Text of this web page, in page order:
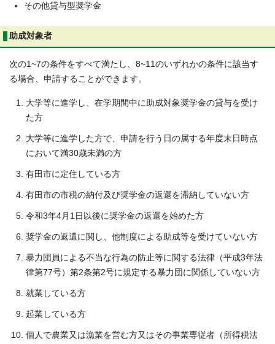
その他貸与型奨学金
助成対象者
次の1~7の条件をすべて満たし、8~11のいずれかの条件に該当す
る場合、申請することができます。
大学等に進学し、在学期間中に助成対象奨学金の貸与を受け
た方
大学等に進学した方で、申請を行う日の属する年度末日時点
において満30歳未満の方
有田市に定住している方
有田市の市税の納付及び奨学金の返還を滞納していない方
令和3年4月1日以後に奨学金の返還を始めた方
奨学金の返還に関し、他制度による助成等を受けていない方
暴力団員による不当な行為の防止等に関する法律（平成3年法
律第77号）第2条第2号に規定する暴力団に関係していない方
就業している方
起業している方
個人で農業又は漁業を営む方又はその事業専従者（所得税法